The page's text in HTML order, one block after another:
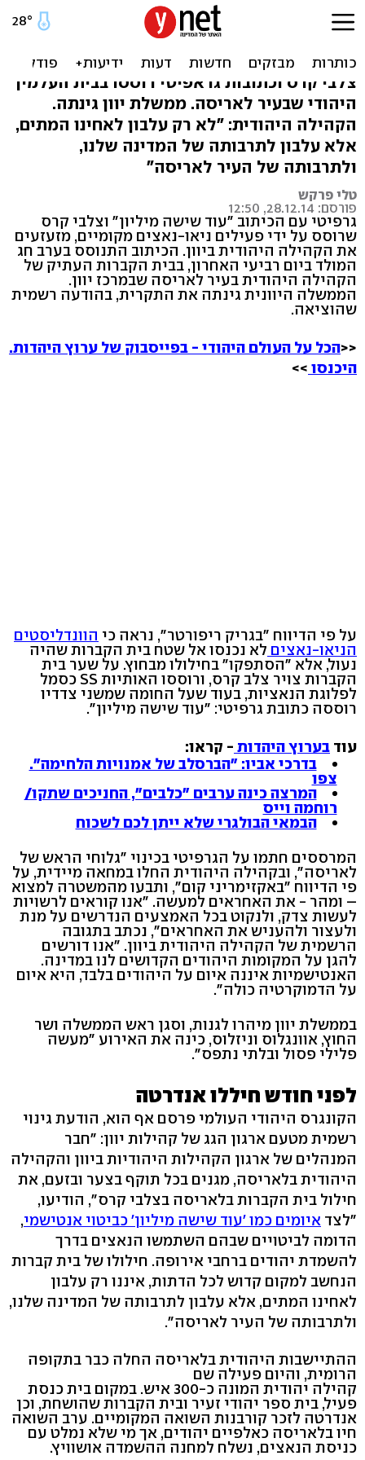
חולל בית קברות יהודי ביוון:
"עוד שישה מיליון"
צלבי קרס וכתובות גראפיטי רוססו בבית העלמין
היהודי שבעיר לאריסה. ממשלת יוון גינתה.
הקהילה היהודית: "לא רק עלבון לאחינו המתים,
אלא עלבון לתרבותה של המדינה שלנו,
ולתרבותה של העיר לאריסה"
טלי פרקש
פורסם: 28.12.14, 12:50
גרפיטי עם הכיתוב "עוד שישה מיליון" וצלבי קרס
שרוסס על ידי פעילים ניאו-נאצים מקומיים, מזעזעים
את הקהילה היהודית ביוון. הכיתוב התנוסס בערב חג
המולד ביום רביעי האחרון, בבית הקברות העתיק של
הקהילה היהודית בעיר לאריסה שבמרכז יוון.
הממשלה היוונית גינתה את התקרית, בהודעה רשמית
שהוציאה.
<<הכל על העולם היהודי - בפייסבוק של ערוץ היהדות.
היכנסו >>
על פי הדיווח "בגריק ריפורטר", נראה כי הוונדליסטים
הניאו-נאצים לא נכנסו אל שטח בית הקברות שהיה
נעול, אלא "הסתפקו" בחילולו מבחוץ. על שער בית
הקברות צויר צלב קרס, ורוססו האותיות SS כסמל
לפלוגת הנאציות, בעוד שעל החומה שמשני צדדיו
רוססה כתובת גרפיטי: "עוד שישה מיליון".
עוד בערוץ היהדות - קראו:
בדרכי אביו: "הברסלב של אמנויות הלחימה".
צפו
המרצה כינה ערבים "כלבים", החניכים שתקו/
רוחמה וייס
הבמאי הבולגרי שלא ייתן לכם לשכוח
המרססים חתמו על הגרפיטי בכינוי "גלוחי הראש של
לאריסה", ובקהילה היהודית החלו במחאה מיידית, על
פי הדיווח "באקזימריני קום", ותבעו מהמשטרה למצוא
– ומהר - את האחראים למעשה. "אנו קוראים לרשויות
לעשות צדק, ולנקוט בכל האמצעים הנדרשים על מנת
ולעצור ולהעניש את האחראים", נכתב בתגובה
הרשמית של הקהילה היהודית ביוון. "אנו דורשים
להגן על המקומות היהודים הקדושים לנו במדינה.
האנטישמיות איננה איום על היהודים בלבד, היא איום
על הדמוקרטיה כולה".
בממשלת יוון מיהרו לגנות, וסגן ראש הממשלה ושר
החוץ, אוונגלוס וניזלוס, כינה את האירוע "מעשה
פלילי פסול ובלתי נתפס".
לפני חודש חיללו אנדרטה
הקונגרס היהודי העולמי פרסם אף הוא, הודעת גינוי
רשמית מטעם ארגון הגג של קהילות יוון: "חבר
המנהלים של ארגון הקהילות היהודיות ביוון והקהילה
היהודית בלאריסה, מגנים בכל תוקף בצער ובזעם, את
חילול בית הקברות בלאריסה בצלבי קרס", הודיעו,
"לצד איומים כמו 'עוד שישה מיליון' כביטוי אנטישמי,
הדומה לביטויים שבהם השתמשו הנאצים בדרך
להשמדת יהודים ברחבי אירופה. חילולו של בית קברות
הנחשב למקום קדוש לכל הדתות, איננו רק עלבון
לאחינו המתים, אלא עלבון לתרבותה של המדינה שלנו,
ולתרבותה של העיר לאריסה".
ההתיישבות היהודית בלאריסה החלה כבר בתקופה
הרומית, והיום פעילה שם
קהילה יהודית המונה כ-300 איש. במקום בית כנסת
פעיל, בית ספר יהודי זעיר ובית הקברות שהושחת, וכן
אנדרטה לזכר קורבנות השואה המקומיים. ערב השואה
חיו בלאריסה כאלפיים יהודים, אך מי שלא נמלט עם
כניסת הנאצים, נשלח למחנה ההשמדה אושוויץ.